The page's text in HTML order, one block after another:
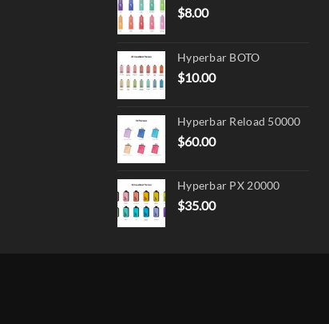
$8.00
Hyperbar BOTO
$10.00
Hyperbar Reload 50000
$60.00
Hyperbar PX 20000
$35.00